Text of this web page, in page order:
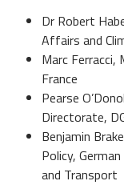
Dr Robert
Affairs and
Marc
France
Pearse
Directorate,
Benjamin
Policy,
and Transport